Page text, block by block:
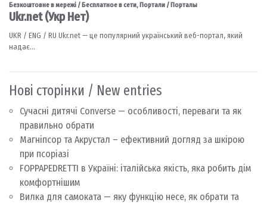
Нові сторінки / New entries
Сучасні дитячі Converse — особливості, переваги та як
правильно обрати
Магніпсор та Акрустал – ефективний догляд за шкірою
при псоріазі
FOPPAPEDRETTI в Україні: італійська якість, яка робить дім
комфортнішим
Вилка для самоката — яку функцію несе, як обрати та